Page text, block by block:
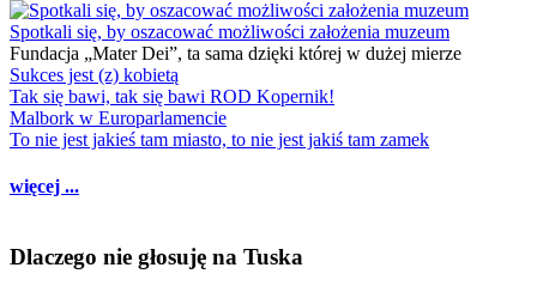
Spotkali się, by oszacować możliwości założenia muzeum
Fundacja „Mater Dei”, ta sama dzięki której w dużej mierze
Sukces jest (z) kobietą
Tak się bawi, tak się bawi ROD Kopernik!
Malbork w Europarlamencie
To nie jest jakieś tam miasto, to nie jest jakiś tam zamek
więcej ...
Dlaczego nie głosuję na Tuska